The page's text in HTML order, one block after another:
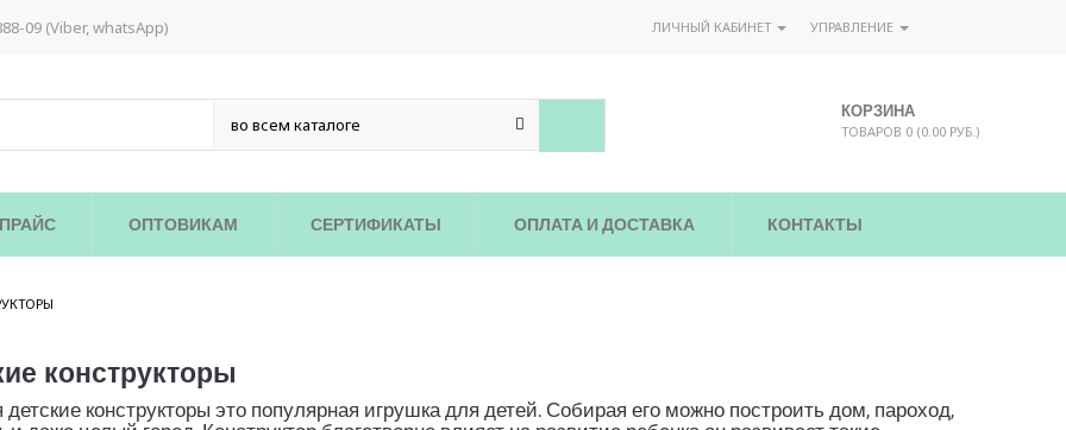
09 (Viber, whatsApp) ЛИЧНЫЙ КАБИНЕТ УПРАВЛЕНИЕ
КОРЗИНА
ТОВАРОВ 0 (0.00 РУБ.)
ПРАЙС ОПТОВИКАМ СЕРТИФИКАТЫ ОПЛАТА И ДОСТАВКА КОНТАКТЫ
конструкторы
детские конструкторы это популярная игрушка для детей. Собирая его можно построить дом, пароход,